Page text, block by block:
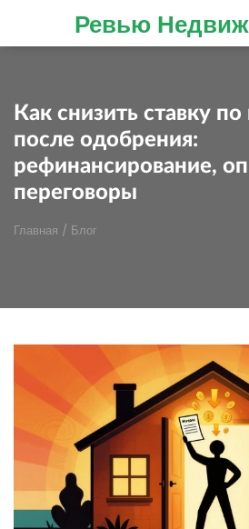
Ревью
Как снизить ставку
после одобрения:
рефинансирование,
переговоры
Главная / Блог